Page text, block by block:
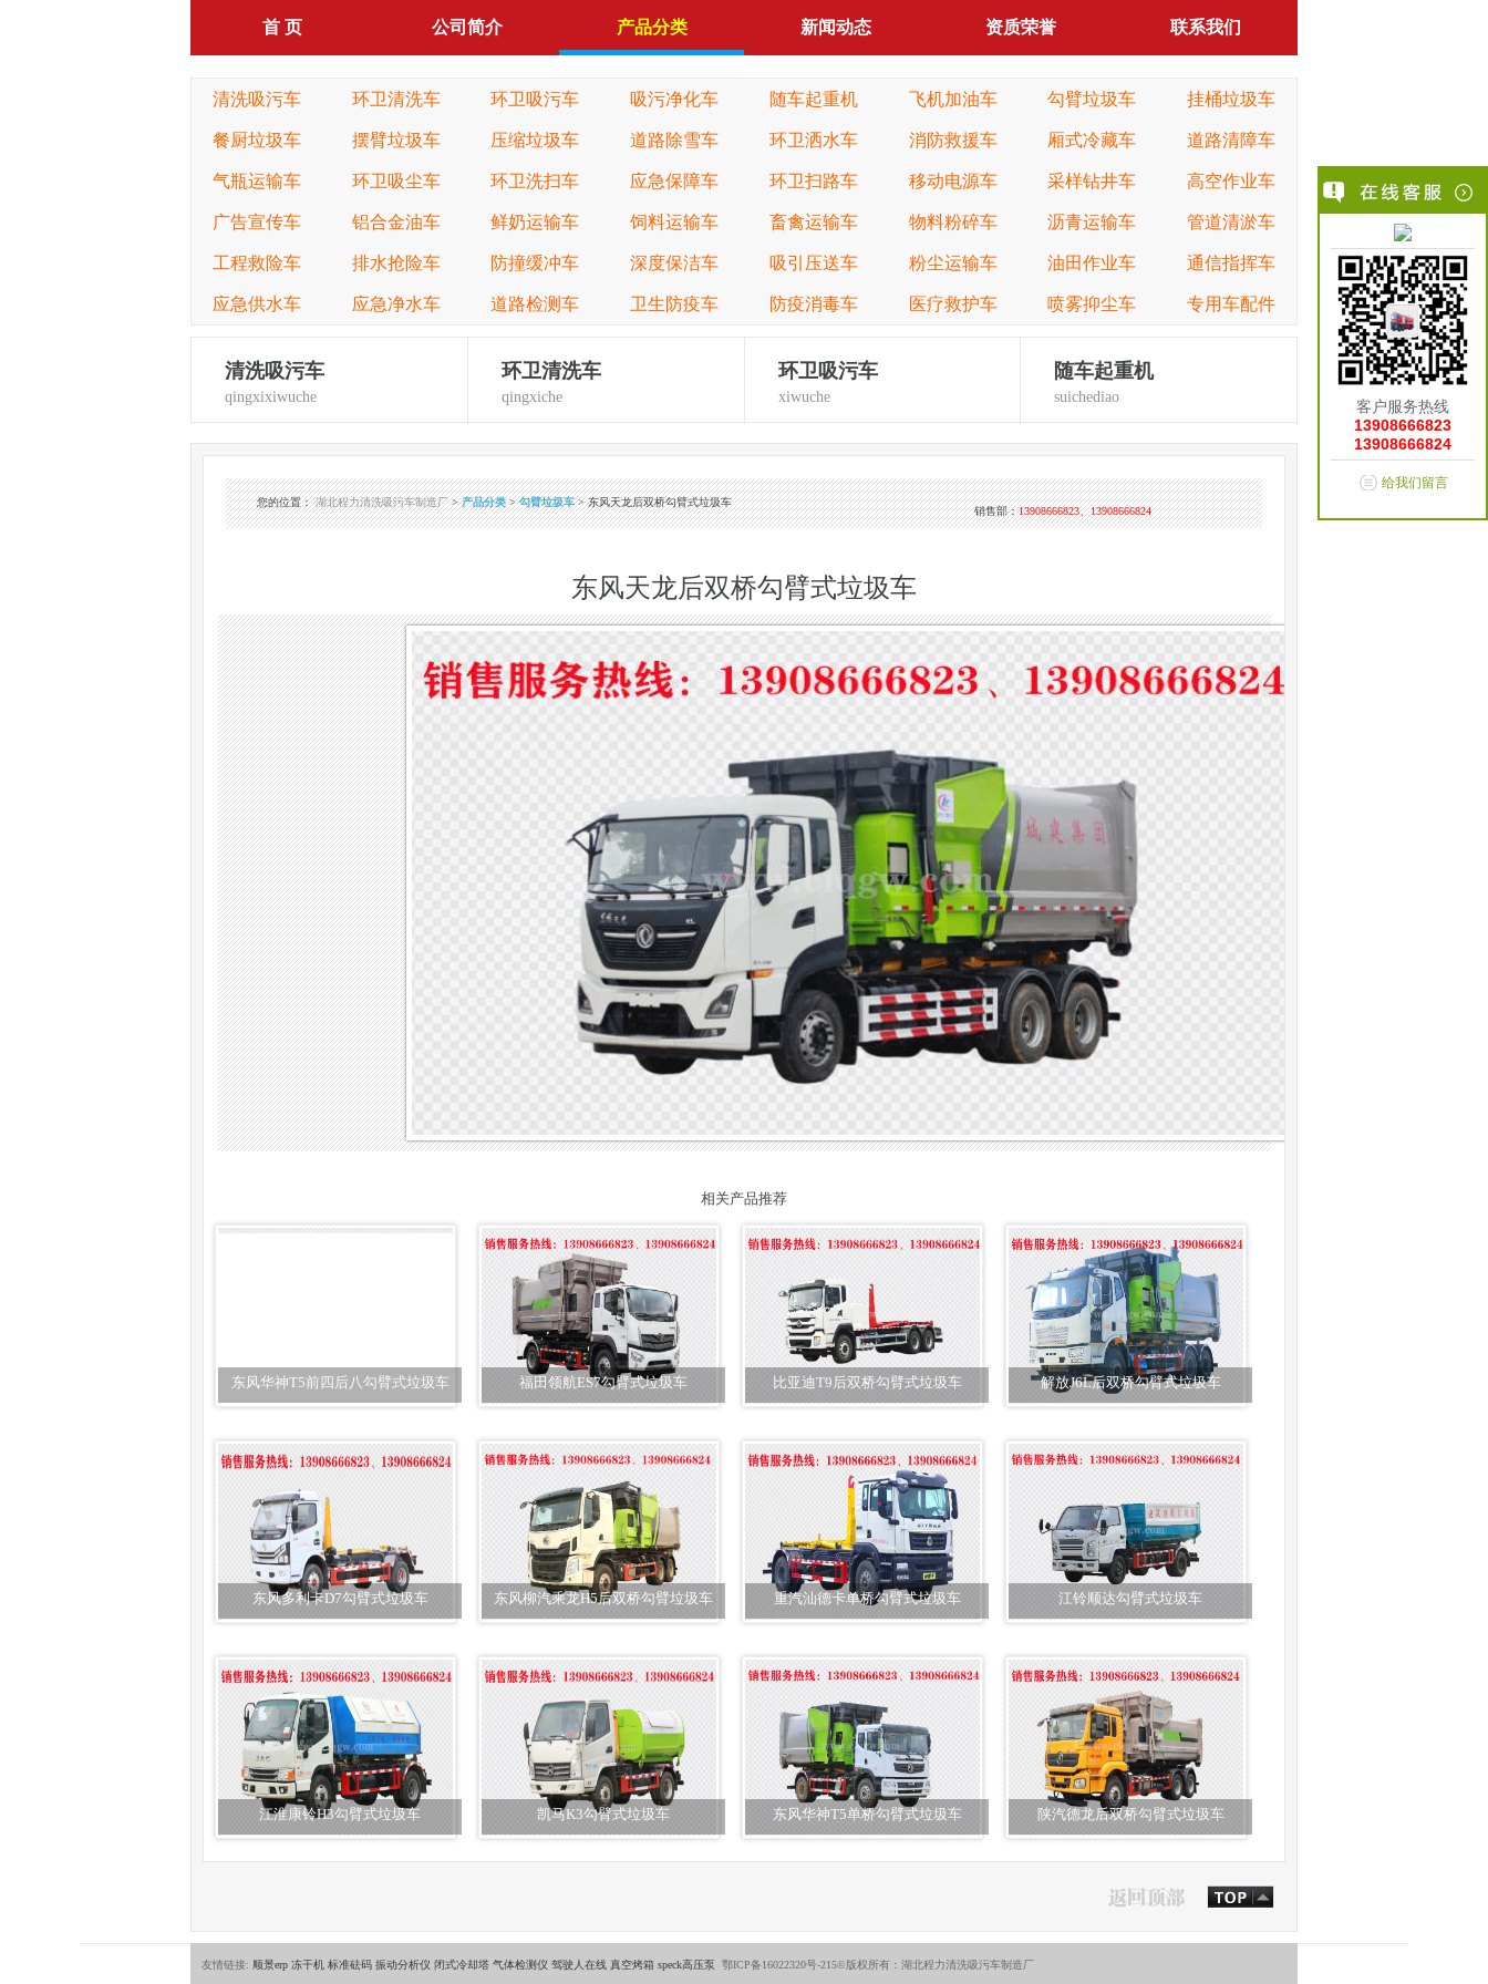
首 页 公司简介 产品分类 新闻动态 资质荣誉 联系我们
清洗吸污车 环卫清洗车 环卫吸污车 吸污净化车 随车起重机 飞机加油车 勾臂垃圾车 挂桶垃圾车
餐厨垃圾车 摆臂垃圾车 压缩垃圾车 道路除雪车 环卫洒水车 消防救援车 厢式冷藏车 道路清障车
气瓶运输车 环卫吸尘车 环卫洗扫车 应急保障车 环卫扫路车 移动电源车 采样钻井车 高空作业车
广告宣传车 铝合金油车 鲜奶运输车 饲料运输车 畜禽运输车 物料粉碎车 沥青运输车 管道清淤车
工程救险车 排水抢险车 防撞缓冲车 深度保洁车 吸引压送车 粉尘运输车 油田作业车 通信指挥车
应急供水车 应急净水车 道路检测车 卫生防疫车 防疫消毒车 医疗救护车 喷雾抑尘车 专用车配件
清洗吸污车
qingxixiwuche
环卫清洗车
qingxiche
环卫吸污车
xiwuche
随车起重机
suichediao
您的位置：湖北程力清洗吸污车制造厂>产品分类>勾臂垃圾车> 东风天龙后双桥勾臂式垃圾车
销售部：13908666823、13908666824
东风天龙后双桥勾臂式垃圾车
相关产品推荐
东风华神T5前四后八勾臂式垃圾车 福田领航ES7勾臂式垃圾车 比亚迪T9后双桥勾臂式垃圾车 解放J6L后双桥勾臂式垃圾车
东风多利卡D7勾臂式垃圾车 东风柳汽乘龙H5后双桥勾臂垃圾车 重汽汕德卡单桥勾臂式垃圾车 江铃顺达勾臂式垃圾车
江淮康铃H3勾臂式垃圾车 凯马K3勾臂式垃圾车 东风华神T5单桥勾臂式垃圾车 陕汽德龙后双桥勾臂式垃圾车
友情链接: 顺景erp 冻干机 标准砝码 振动分析仪 闭式冷却塔 气体检测仪 驾驶人在线 真空烤箱 speck高压泵 鄂ICP备16022320号-215©版权所有：湖北程力清洗吸污车制造厂
客户服务热线
13908666823
13908666824
给我们留言